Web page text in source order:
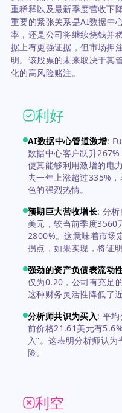
重稀释以及最新季度营收下
重要的紧张关系是AI数据中
率，还是公司将继续烧钱并
据上有更强证据，但市场押
明。该股票的未来取决于其
化的高风险赌注。
利好
AI数据中心管道激增:
数据中心客户跃升
使其能够利用激增的电
去一年上涨超过335%
色的强烈热情。
预期巨大营收增长:分
美元，较当前季度3560
2800%。这意味着市场
拐点，如果实现，将证
强劲的资产负债表流动
仅为0.20，公司有充足
这种财务灵活性降低了
分析师共识为买入:平
前价格21.61美元有
入”。这表明分析师认
险。
利空